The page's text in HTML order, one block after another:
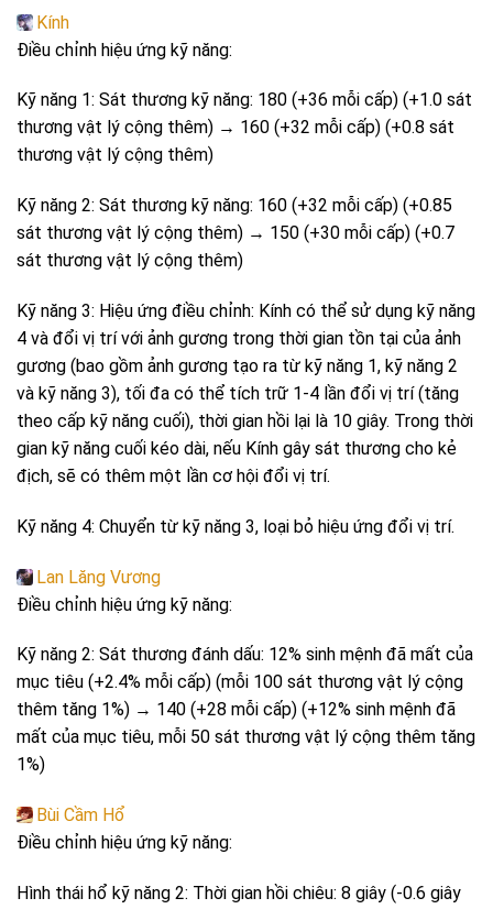
Kính
Điều chỉnh hiệu ứng kỹ năng:
Kỹ năng 1: Sát thương kỹ năng: 180 (+36 mỗi cấp) (+1.0 sát
thương vật lý cộng thêm) → 160 (+32 mỗi cấp) (+0.8 sát
thương vật lý cộng thêm)
Kỹ năng 2: Sát thương kỹ năng: 160 (+32 mỗi cấp) (+0.85
sát thương vật lý cộng thêm) → 150 (+30 mỗi cấp) (+0.7
sát thương vật lý cộng thêm)
Kỹ năng 3: Hiệu ứng điều chỉnh: Kính có thể sử dụng kỹ năng
4 và đổi vị trí với ảnh gương trong thời gian tồn tại của ảnh
gương (bao gồm ảnh gương tạo ra từ kỹ năng 1, kỹ năng 2
và kỹ năng 3), tối đa có thể tích trữ 1-4 lần đổi vị trí (tăng
theo cấp kỹ năng cuối), thời gian hồi lại là 10 giây. Trong thời
gian kỹ năng cuối kéo dài, nếu Kính gây sát thương cho kẻ
địch, sẽ có thêm một lần cơ hội đổi vị trí.
Kỹ năng 4: Chuyển từ kỹ năng 3, loại bỏ hiệu ứng đổi vị trí.
Lan Lăng Vương
Điều chỉnh hiệu ứng kỹ năng:
Kỹ năng 2: Sát thương đánh dấu: 12% sinh mệnh đã mất của
mục tiêu (+2.4% mỗi cấp) (mỗi 100 sát thương vật lý cộng
thêm tăng 1%) → 140 (+28 mỗi cấp) (+12% sinh mệnh đã
mất của mục tiêu, mỗi 50 sát thương vật lý cộng thêm tăng
1%)
Bùi Cầm Hổ
Điều chỉnh hiệu ứng kỹ năng:
Hình thái hổ kỹ năng 2: Thời gian hồi chiêu: 8 giây (-0.6 giây